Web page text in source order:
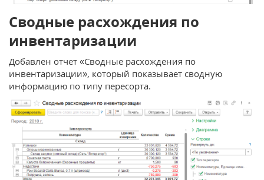
Сводные расхождения по
инвентаризации
Добавлен отчет «Сводные расхождения по
инвентаризации», который показывает сводную
информацию по типу пересорта.